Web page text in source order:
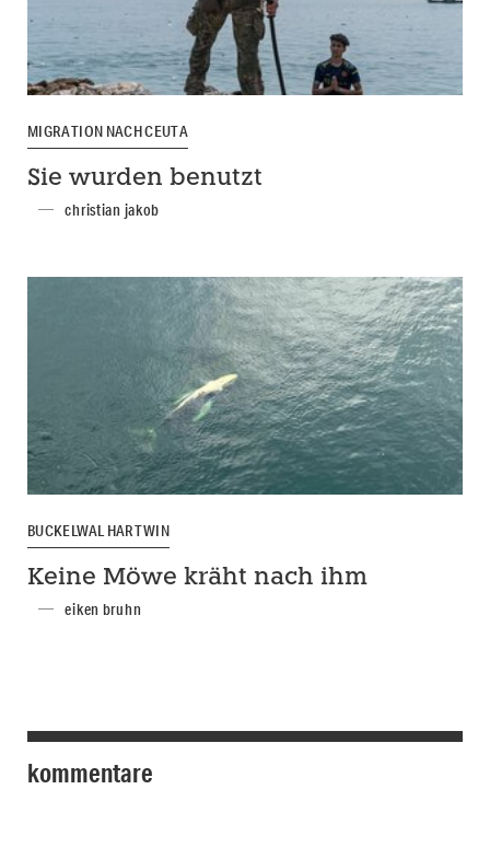
MIGRATION NACH CEUTA
Sie wurden benutzt
christian jakob
BUCKELWAL HARTWIN
Keine Möwe kräht nach ihm
eiken bruhn
kommentare